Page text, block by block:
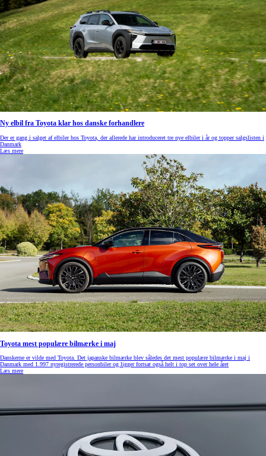
Ny elbil fra Toyota klar hos danske forhandlere
Der er gang i salget af elbiler hos Toyota, der allerede har introduceret tre nye elbiler i år og topper salgslisten i
Danmark
Læs mere
Toyota mest populære bilmærke i maj
Danskerne er vilde med Toyota. Det japanske bilmærke blev således det mest populære bilmærke i maj i
Danmark med 1.997 nyregistrerede personbiler og ligger fortsat også helt i top set over hele året
Læs mere